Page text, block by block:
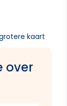
kaart
over